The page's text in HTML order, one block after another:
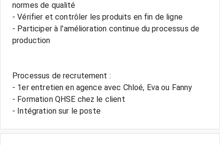
normes de qualité
- Vérifier et contrôler les produits en fin de ligne
- Participer à l'amélioration continue du processus de
production
Processus de recrutement :
- 1er entretien en agence avec Chloé, Eva ou Fanny
- Formation QHSE chez le client
- Intégration sur le poste